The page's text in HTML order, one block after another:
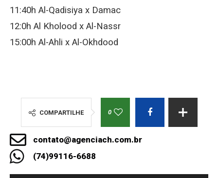
11:40h Al-Qadisiya x Damac
12:0h Al Kholood x Al-Nassr
15:00h Al-Ahli x Al-Okhdood
COMPARTILHE 0
contato@agenciach.com.br
(74)99116-6688